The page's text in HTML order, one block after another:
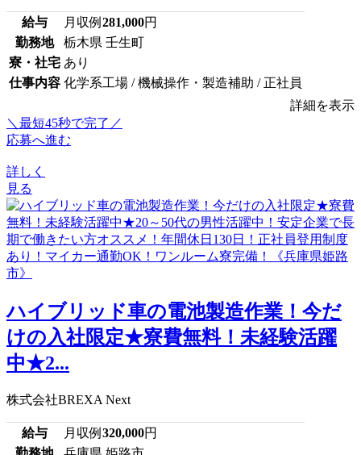
給与 月収例 281,000円
勤務地
栃木県 壬生町
寮・社宅 あり
仕事内容 化学系工場 / 機械操作・製造補助 / 正社員
詳細を表示
＼最短45秒で完了／
応募へ進む
詳しく
見る
ハイブリッド車の電池製造作業！今だ
けの入社限定★寮費無料！未経験活躍
中★2...
株式会社BREXA Next
給与 月収例 320,000円